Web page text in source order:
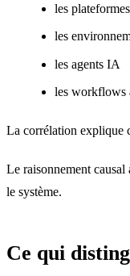
les
les
les agents IA
les workflows
La corrélation explique
Le raisonnement
le système.
Ce qui